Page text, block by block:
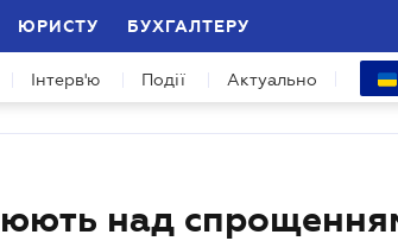
ЮРИСТУ БУХГАЛТЕРУ
Інтерв'ю Події Актуально
над